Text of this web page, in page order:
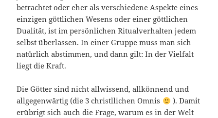
betrachtet oder eher als verschiedene Aspekte eines
einzigen göttlichen Wesens oder einer göttlichen
Dualität, ist im persönlichen Ritualverhalten jedem
selbst überlassen. In einer Gruppe muss man sich
natürlich abstimmen, und dann gilt: In der Vielfalt
liegt die Kraft.
Die Götter sind nicht allwissend, allkönnend und
allgegenwärtig (die 3 christllichen Omnis
). Damit
erübrigt sich auch die Frage, warum es in der Welt